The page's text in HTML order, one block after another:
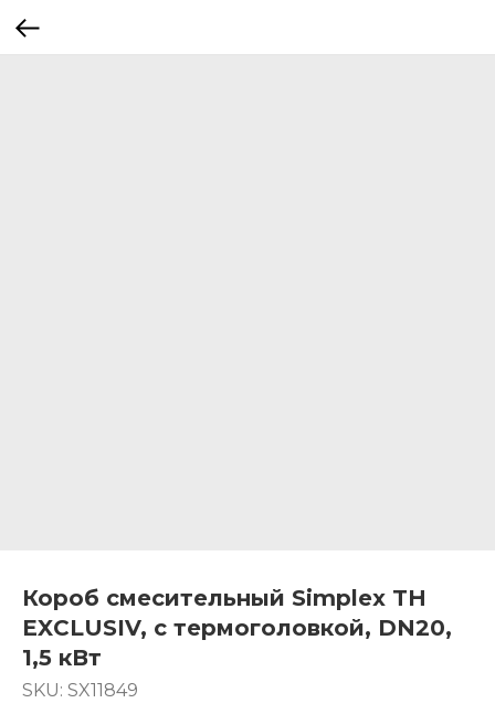
Короб смесительный Simplex TH
EXCLUSIV, с термоголовкой, DN20,
1,5 кВт
SKU: SX11849